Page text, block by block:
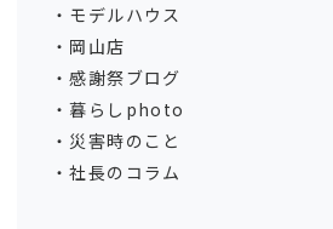
モデルハウス
岡山店
感謝祭ブログ
暮らしphoto
災害時のこと
社長のコラム